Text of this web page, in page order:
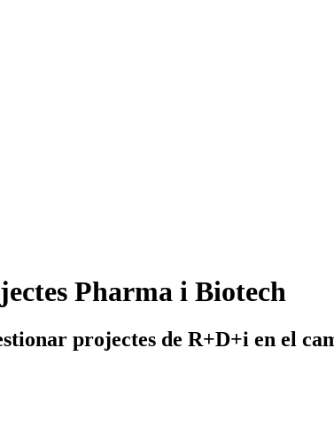
Pharma i Biotech
projectes de R+D+i en el